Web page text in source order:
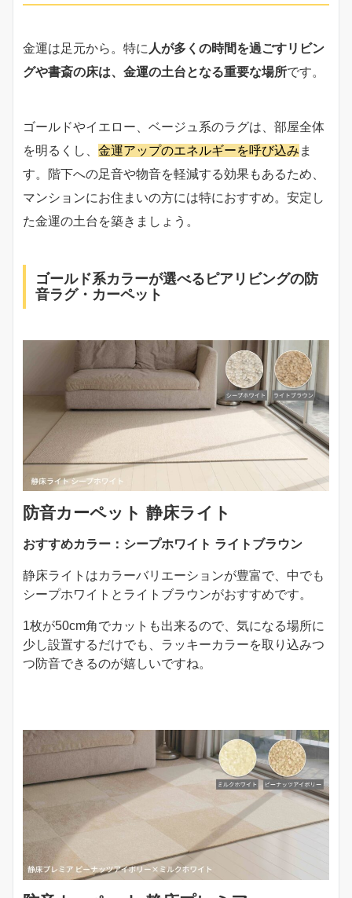
金運は足元から。特に 人が多くの時間を過ごすリビン
グや書斎の床は、金運の土台となる重要な場所です。
ゴールドやイエロー、ベージュ系のラグは、部屋全体
を明るくし、 金運アップのエネルギーを呼び込み ま
す。階下への足音や物音を軽減する効果もあるため、
マンションにお住まいの方には特におすすめ。安定し
た金運の土台を築きましょう。
ゴールド系カラーが選べるピアリビングの防
音ラグ・カーペット
防音カーペット 静床ライト
おすすめカラー：シープホワイト ライトブラウン
静床ライトはカラーバリエーションが豊富で、中でも
シープホワイトとライトブラウンがおすすめです。
1枚が50cm角でカットも出来るので、気になる場所に
少し設置するだけでも、ラッキーカラーを取り込みつ
つ防音できるのが嬉しいですね。